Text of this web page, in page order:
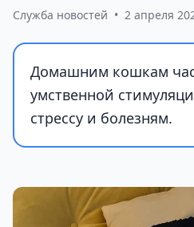
Служба новостей • 2 апреля
Домашним кошкам
умственной
стрессу и болезням.